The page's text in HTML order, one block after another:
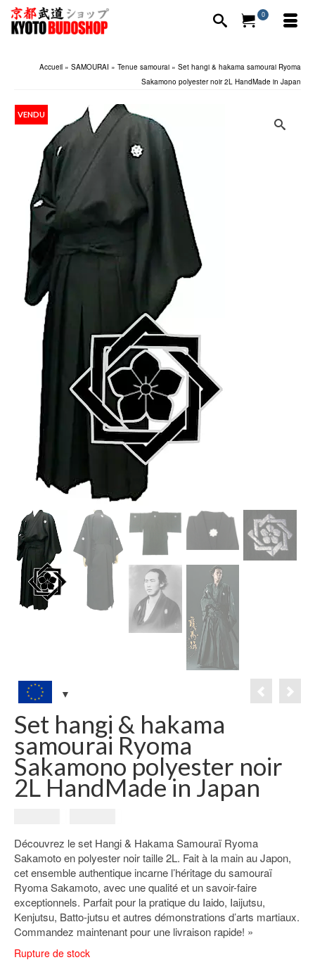
0
Accueil » SAMOURAI » Tenue samourai » Set hangi & hakama samourai Ryoma
Sakamono polyester noir 2L HandMade in Japan
VENDU
Set hangi & hakama
samourai Ryoma
Sakamono polyester noir
2L HandMade in Japan
initial
était :
349.00€.
actuel
est :
199.00€.
Découvrez le set Hangi & Hakama Samouraï Ryoma
Sakamoto en polyester noir taille 2L. Fait à la main au Japon,
cet ensemble authentique incarne l’héritage du samouraï
Ryoma Sakamoto, avec une qualité et un savoir-faire
exceptionnels. Parfait pour la pratique du Iaido, Iaijutsu,
Kenjutsu, Batto-jutsu et autres démonstrations d’arts martiaux.
Commandez maintenant pour une livraison rapide! »
Rupture de stock